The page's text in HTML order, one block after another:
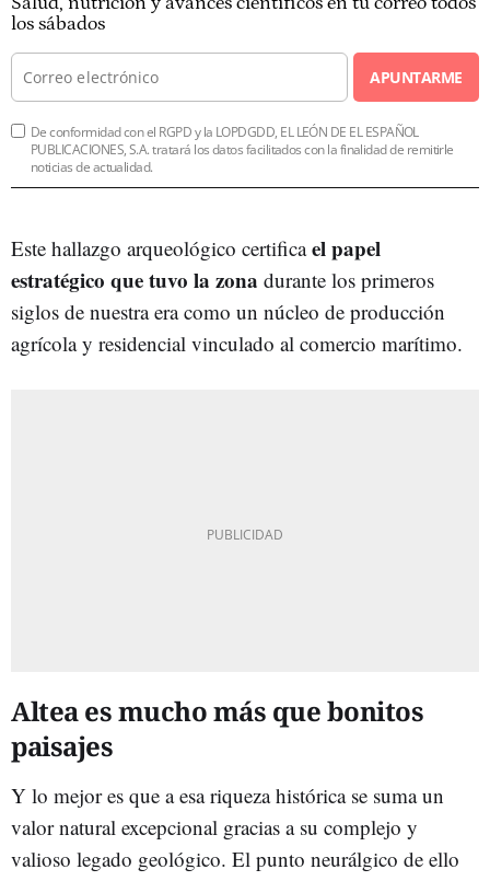
los sábados
APUNTARME
De conformidad con el RGPD y la LOPDGDD, EL LEÓN DE EL ESPAÑOL
PUBLICACIONES, S.A. tratará los datos facilitados con la finalidad de remitirle
noticias de actualidad.
Este hallazgo arqueológico certificael papel
estratégico que tuvo la zona durante los primeros
siglos de nuestra era como un núcleo de producción
agrícola y residencial vinculado al comercio marítimo.
Altea es mucho más que bonitos
paisajes
Y lo mejor es que a esa riqueza histórica se suma un
valor natural excepcional gracias a su complejo y
valioso legado geológico. El punto neurálgico de ello